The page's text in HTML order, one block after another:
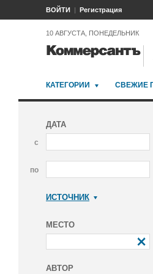
ВОЙТИ Регистрация
10 АВГУСТА, ПОНЕДЕЛЬНИК
КАТЕГОРИИ СВЕЖИЕ
ДАТА
с
по
ИСТОЧНИК
МЕСТО
АВТОР